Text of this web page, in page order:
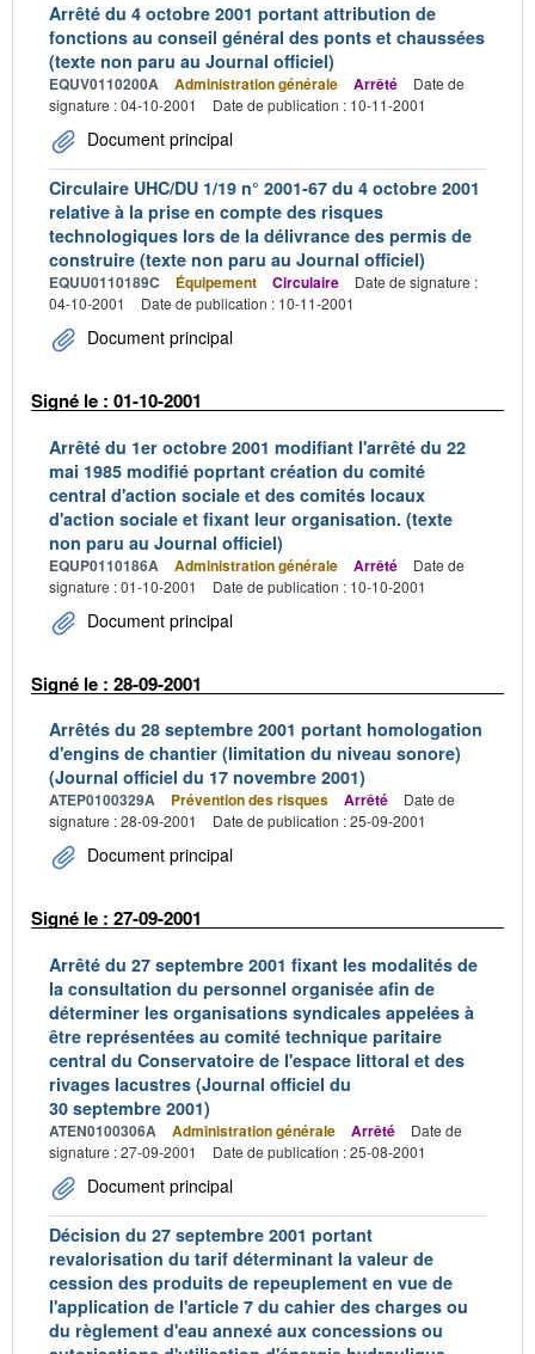
Arrêté du 4 octobre 2001 portant attribution de
fonctions au conseil général des ponts et chaussées
(texte non paru au Journal officiel)
EQUV0110200A Administration générale Arrêté
Date de
signature : 04-10-2001
Date de publication : 10-11-2001
Document principal
Circulaire UHC/DU 1/19 n° 2001-67 du 4 octobre 2001
relative à la prise en compte des risques
technologiques lors de la délivrance des permis de
construire (texte non paru au Journal officiel)
EQUU0110189C Équipement Circulaire
Date de signature :
04-10-2001
Date de publication : 10-11-2001
Document principal
Signé le : 01-10-2001
Arrêté du 1er octobre 2001 modifiant l'arrêté du 22
mai 1985 modifié poprtant création du comité
central d'action sociale et des comités locaux
d'action sociale et fixant leur organisation. (texte
non paru au Journal officiel)
EQUP0110186A Administration générale Arrêté
Date de
signature : 01-10-2001
Date de publication : 10-10-2001
Document principal
Signé le : 28-09-2001
Arrêtés du 28 septembre 2001 portant homologation
d'engins de chantier (limitation du niveau sonore)
(Journal officiel du 17 novembre 2001)
ATEP0100329A Prévention des risques Arrêté
Date de
signature : 28-09-2001
Date de publication : 25-09-2001
Document principal
Signé le : 27-09-2001
Arrêté du 27 septembre 2001 fixant les modalités de
la consultation du personnel organisée afin de
déterminer les organisations syndicales appelées à
être représentées au comité technique paritaire
central du Conservatoire de l'espace littoral et des
rivages lacustres (Journal officiel du
30 septembre 2001)
ATEN0100306A Administration générale Arrêté
Date de
signature : 27-09-2001
Date de publication : 25-08-2001
Document principal
Décision du 27 septembre 2001 portant
revalorisation du tarif déterminant la valeur de
cession des produits de repeuplement en vue de
l'application de l'article 7 du cahier des charges ou
du règlement d'eau annexé aux concessions ou